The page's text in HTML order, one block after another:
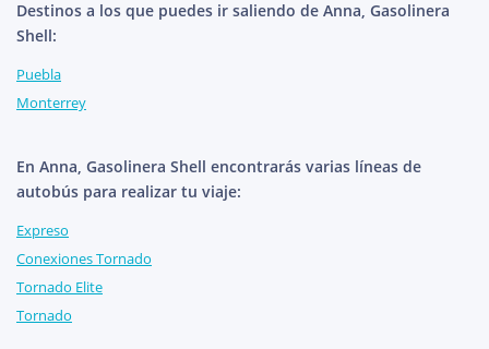
Destinos a los que puedes ir saliendo de Anna, Gasolinera
Shell:
Puebla
Monterrey
En Anna, Gasolinera Shell encontrarás varias líneas de
autobús para realizar tu viaje:
Expreso
Conexiones Tornado
Tornado Elite
Tornado